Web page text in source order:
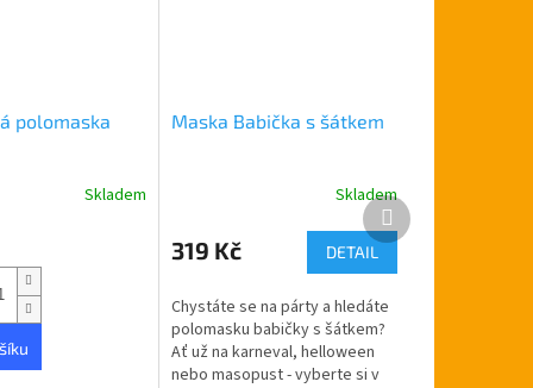
polomaska
Skladem
Maska Babička s šátkem
Skladem
319 Kč DETAIL
Chystáte se na párty a hledáte
polomasku babičky s šátkem?
Ať už na karneval, helloween
nebo masopust - vyberte si v
Další
produkt